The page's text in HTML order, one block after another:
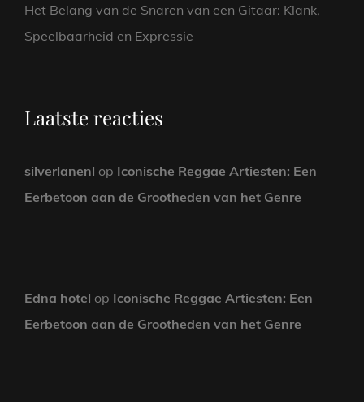
Het Belang van de Snaren van een Gitaar: Klank,
Speelbaarheid en Expressie
Laatste reacties
silverlanenl op Iconische Reggae Artiesten: Een
Eerbetoon aan de Grootheden van het Genre
Edna hotel op Iconische Reggae Artiesten: Een
Eerbetoon aan de Grootheden van het Genre